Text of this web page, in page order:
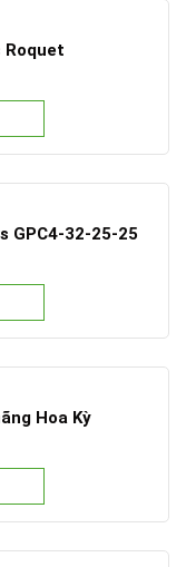
Roquet
GPC4-32-25-25
Hoa Kỳ